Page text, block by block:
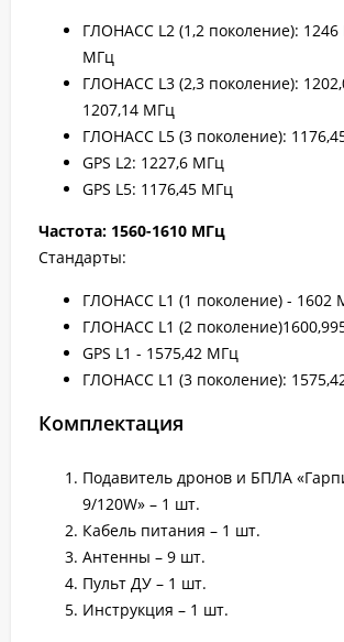
ГЛОНАСС L2 (1,2 поколение):
МГц
ГЛОНАСС L3 (2,3 поколение):
1207,14 МГц
ГЛОНАСС L5 (3 поколение):
GPS L2: 1227,6 МГц
GPS L5: 1176,45 МГц
Частота: 1560-1610 МГц
Стандарты:
ГЛОНАСС L1 (1 поколение) - 1602
ГЛОНАСС L1 (2
GPS L1 - 1575,42 МГц
ГЛОНАСС L1 (3 поколение):
Комплектация
Подавитель дронов и БПЛА
9/120W» – 1 шт.
Кабель питания – 1 шт.
Антенны – 9 шт.
Пульт ДУ – 1 шт.
Инструкция – 1 шт.